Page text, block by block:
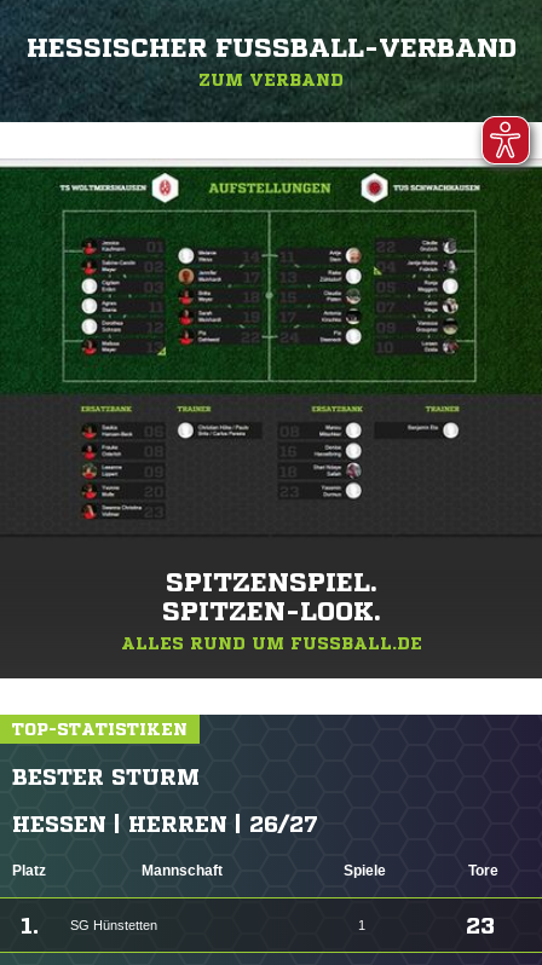
HESSISCHER FUSSBALL-VERBAND
ZUM VERBAND
SPITZENSPIEL.
SPITZEN-LOOK.
ALLES RUND UM FUSSBALL.DE
TOP-STATISTIKEN
BESTER STURM
HESSEN | HERREN | 26/27
Platz Mannschaft Spiele Tore
1. SG Hünstetten 1 23